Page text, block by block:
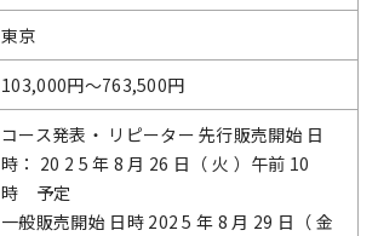
東京
103,000円〜763,500円
コース発表・ リピーター 先行販売開始 日
時： 20 2 5 年 8 月 26 日（ 火 ）午前 10
時 予定
一般販売開始 日時 202 5 年 8 月 29 日（ 金